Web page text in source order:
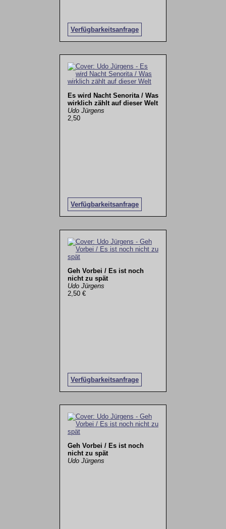
Verfügbarkeitsanfrage
Es wird Nacht Senorita / Was
wirklich zählt auf dieser Welt
Udo Jürgens
2,50
Verfügbarkeitsanfrage
Geh Vorbei / Es ist noch
nicht zu spät
Udo Jürgens
2,50 €
Verfügbarkeitsanfrage
Geh Vorbei / Es ist noch
nicht zu spät
Udo Jürgens